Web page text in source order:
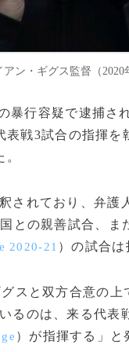
ン・ギグス監督（2020
暴行容疑で逮捕
表戦3試合の指揮
されており、弁護
との親善試合、
2020-21 ）の試合
スと双方合意の上
るのは、来る代
）が指揮する」と